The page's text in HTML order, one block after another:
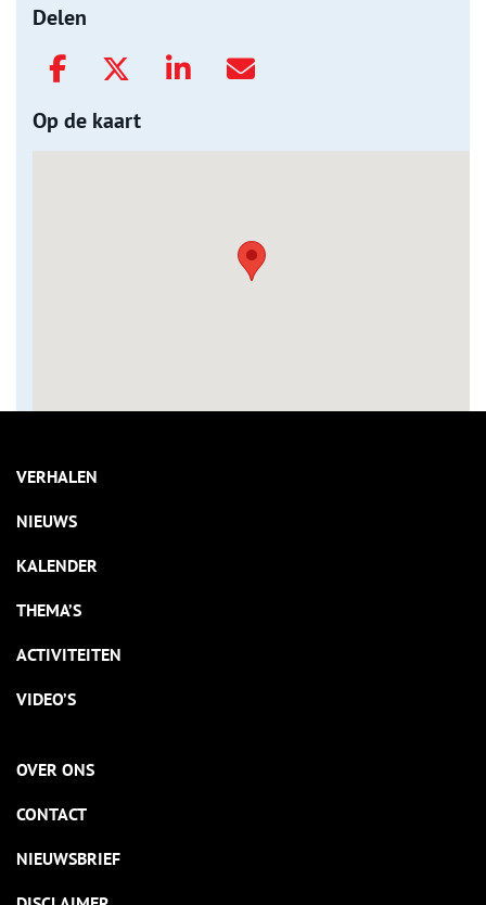
Delen
Op de kaart
VERHALEN
NIEUWS
KALENDER
THEMA’S
ACTIVITEITEN
VIDEO’S
OVER ONS
CONTACT
NIEUWSBRIEF